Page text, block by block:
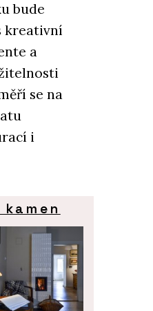
bude
kreativní
a
se na
i
kamen